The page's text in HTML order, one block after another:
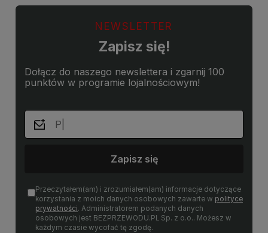
NEWSLETTER
Zapisz się!
Dołącz do naszego newslettera i zgarnij 100
punktów w programie lojalnościowym!
Zapisz się
Przeczytałem(am) i zrozumiałem(am) informacje dotyczące
korzystania z moich danych osobowych zawarte w polityce
prywatności. Administratorem podanych danych
osobowych jest BEZPRZEWODU.PL Sp. z o.o.. Możesz w
każdym czasie wycofać tę zgodę.